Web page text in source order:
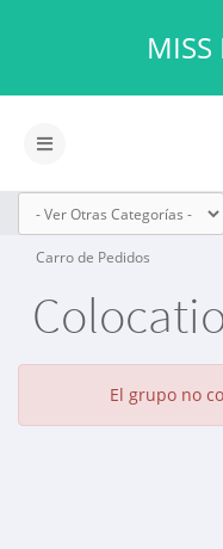
MISS
Alternar
Carro de Pedidos
El grupo no